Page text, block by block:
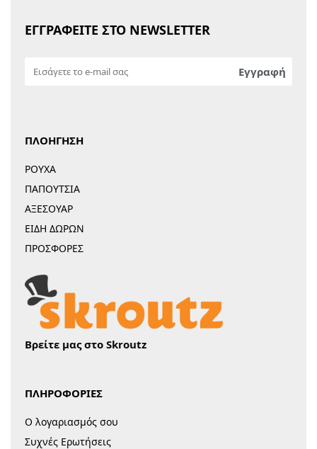
ΕΓΓΡΑΦΕΙΤΕ ΣΤΟ NEWSLETTER
ΠΛΟΗΓΗΣΗ
ΡΟΥΧΑ
ΠΑΠΟΥΤΣΙΑ
ΑΞΕΣΟΥΑΡ
ΕΙΔΗ ΔΩΡΩΝ
ΠΡΟΣΦΟΡΕΣ
Βρείτε μας στο Skroutz
ΠΛΗΡΟΦΟΡΙΕΣ
Ο λογαριασμός σου
Συχνές Ερωτήσεις